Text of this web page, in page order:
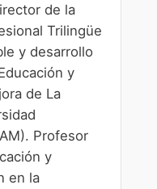
de la
Trilingüe
y desarrollo
y
de La
Profesor
y
en la